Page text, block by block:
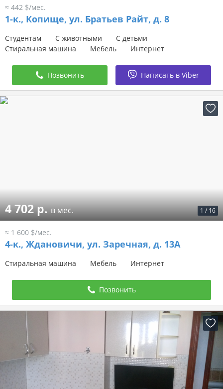
≈ 442 $/мес.
1-к., Копище, ул. Братьев Райт, д. 8
Студентам С животными
С детьми
Стиральная машина
Мебель Интернет
Позвонить Написать в Viber
1 / 16
4 702 р.в мес.
≈ 1 600 $/мес.
4-к., Ждановичи, ул. Заречная, д. 13А
Стиральная машина Мебель Интернет
Позвонить